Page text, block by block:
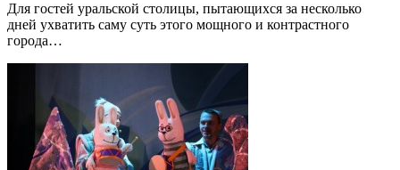
Для гостей уральской столицы, пытающихся за несколько
дней ухватить саму суть этого мощного и контрастного
города…